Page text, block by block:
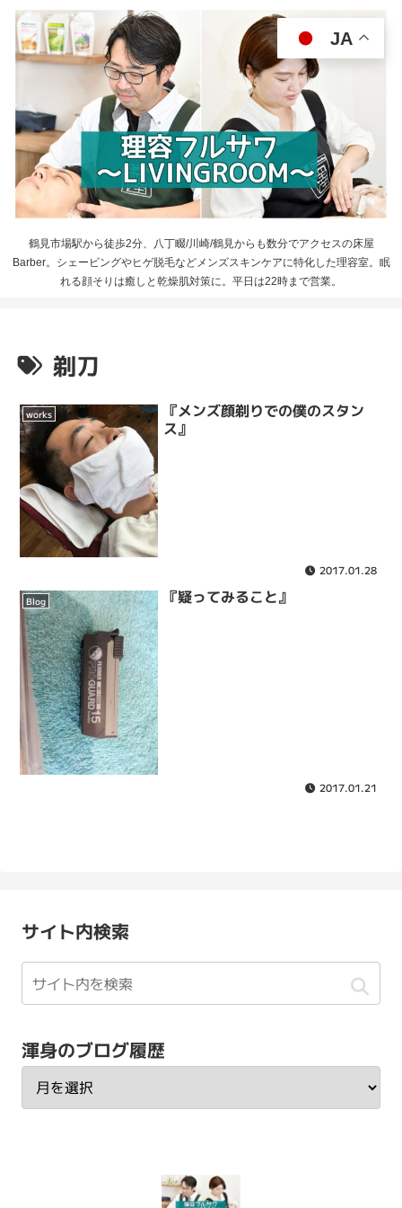
鶴見市場駅から徒歩2分、八丁畷/川崎/鶴見からも数分でアクセスの床屋
Barber。シェービングやヒゲ脱毛などメンズスキンケアに特化した理容室。眠
れる顔そりは癒しと乾燥肌対策に。平日は22時まで営業。
剃刀
works
『メンズ顔剃りでの僕のスタン
ス』
2017.01.28
Blog 『疑ってみること』
2017.01.21
サイト内検索
渾身のブログ履歴
JA